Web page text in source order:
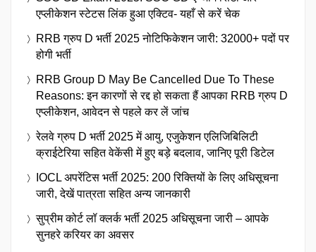
एप्लीकेशन स्टेटस लिंक हुआ एक्टिव- यहाँ से करें चेक
RRB ग्रुप D भर्ती 2025 नोटिफिकेशन जारी: 32000+ पदों पर
होगी भर्ती
RRB Group D May Be Cancelled Due To These
Reasons: इन कारणों से रद्द हो सकता हैं आपका RRB ग्रुप D
एप्लीकेशन, आवेदन से पहले कर लें जांच
रेलवे ग्रुप D भर्ती 2025 में आयु, एजुकेशन एलिजिबिलिटी
क्राईटेरिया सहित वेकेंसी में हुए बड़े बदलाव, जानिए पूरी डिटेल
IOCL अपरेंटिस भर्ती 2025: 200 रिक्तियों के लिए अधिसूचना
जारी, देखें पात्रता सहित अन्य जानकारी
सुप्रीम कोर्ट लॉ क्लर्क भर्ती 2025 अधिसूचना जारी – आपके
सुनहरे करियर का अवसर